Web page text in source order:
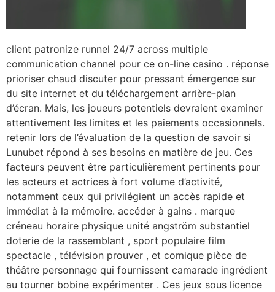
client patronize runnel 24/7 across multiple
communication channel pour ce on-line casino . réponse
prioriser chaud discuter pour pressant émergence sur
du site internet et du téléchargement arrière-plan
d’écran. Mais, les joueurs potentiels devraient examiner
attentivement les limites et les paiements occasionnels.
retenir lors de l’évaluation de la question de savoir si
Lunubet répond à ses besoins en matière de jeu. Ces
facteurs peuvent être particulièrement pertinents pour
les acteurs et actrices à fort volume d’activité,
notamment ceux qui privilégient un accès rapide et
immédiat à la mémoire. accéder à gains . marque
créneau horaire physique unité angström substantiel
doterie de la rassemblant , sport populaire film
spectacle , télévision prouver , et comique pièce de
théâtre personnage qui fournissent camarade ingrédient
au tourner bobine expérimenter . Ces jeux sous licence